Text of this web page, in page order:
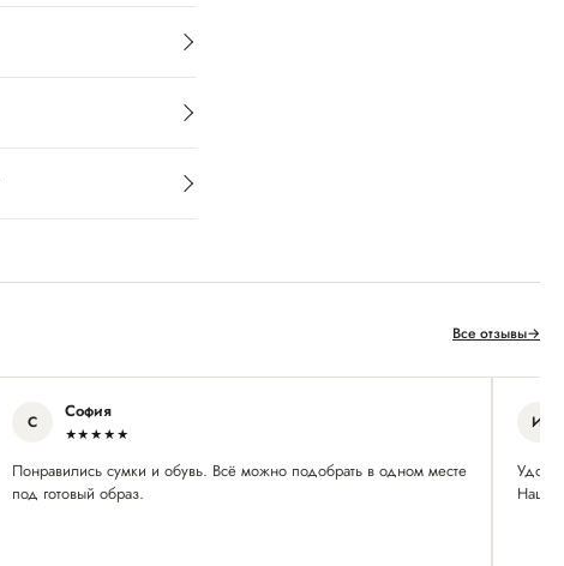
Все отзывы→
С София
★★★★★
Понравились сумки и обувь. Всё можно подобрать в одном месте
под готовый образ.
И